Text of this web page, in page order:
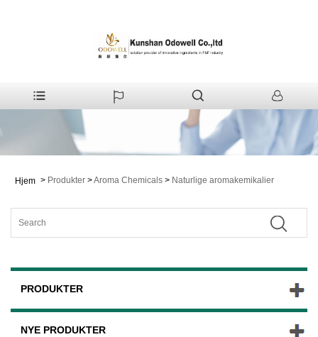
Hjem > Produkter >Aroma Chemicals > Naturlige aromakemikalier
PRODUKTER
NYE PRODUKTER